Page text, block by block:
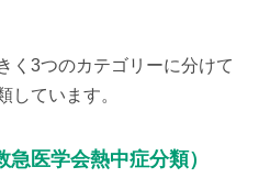
く3つのカテゴリーに分けて
しています。
医学会熱中症分類）